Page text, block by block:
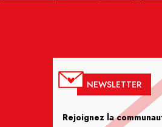
NEWSLETTER
Rejoignez la